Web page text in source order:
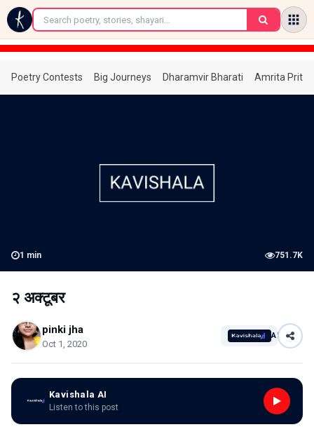
←
Poetry Contests Big Journeys Dharamvir Bharati Amrita
1 min 751.7K
२ अक्टूबर
pinki jha
Oct 1, 2020
AI
Kavishala AI
Listen to this post